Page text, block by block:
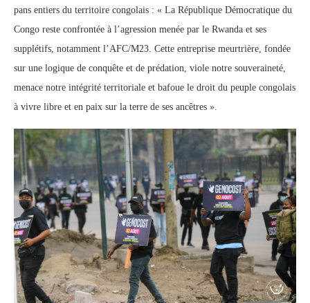
pans entiers du territoire congolais : « La République Démocratique du
Congo reste confrontée à l’agression menée par le Rwanda et ses
supplétifs, notamment l’AFC/M23. Cette entreprise meurtrière, fondée
sur une logique de conquête et de prédation, viole notre souveraineté,
menace notre intégrité territoriale et bafoue le droit du peuple congolais
à vivre libre et en paix sur la terre de ses ancêtres ».